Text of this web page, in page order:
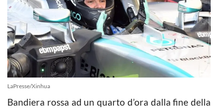
LaPresse/Xinhua
Bandiera rossa ad un quarto d’ora dalla fine della